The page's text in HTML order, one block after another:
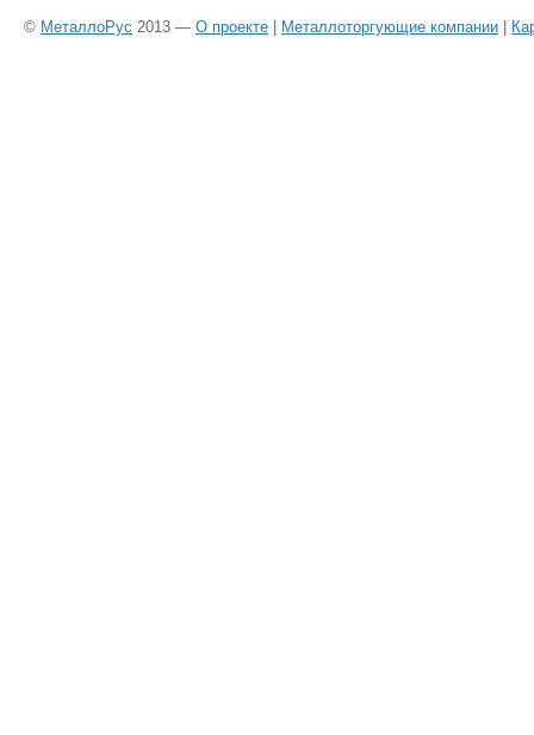
© МеталлоРус 2013 — О проекте | Металлоторгующие компании |